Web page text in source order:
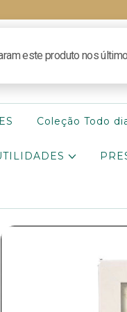
Coleção Todo